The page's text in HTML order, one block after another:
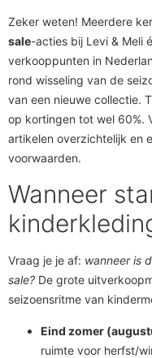
Zeker weten! Meerdere
sale-acties bij Levi & Meli
verkooppunten in
rond wisseling van de
van een nieuwe collectie.
op kortingen tot wel 60%.
artikelen overzichtelijk en
voorwaarden.
Wanneer
Vraag je je af: wanneer is
sale? De grote
seizoensritme van
Eind zomer
ruimte voor herfst/